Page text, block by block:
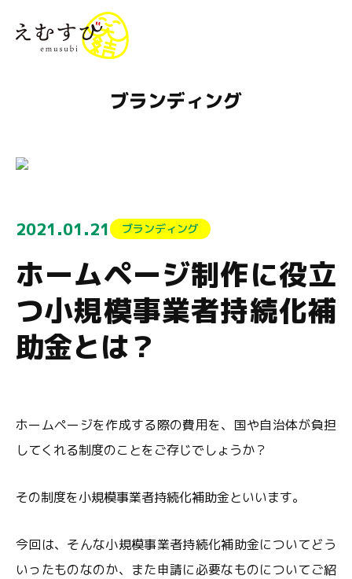
ブランディング
2021.01.21 ブランディング
ホームページ制作に役立
つ小規模事業者持続化補
助金とは？
ホームページを作成する際の費用を、国や自治体が負担
してくれる制度のことをご存じでしょうか？
その制度を小規模事業者持続化補助金といいます。
今回は、そんな小規模事業者持続化補助金についてどう
いったものなのか、また申請に必要なものについてご紹